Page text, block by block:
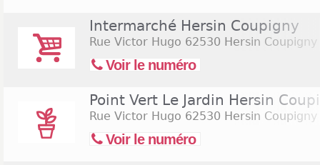
Intermarché Hersin Coupigny
Rue Victor Hugo 62530 Hersin Coupigny
Voir le numéro
Point Vert Le Jardin Hersin
Rue Victor Hugo 62530 Hersin Coupigny
Voir le numéro